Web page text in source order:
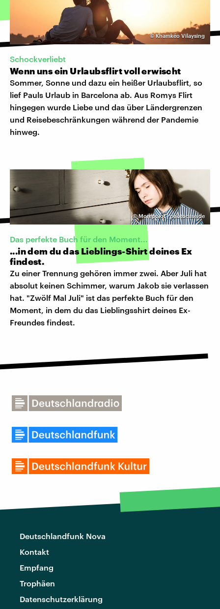
©Khamkéo Vilaysing
Schockverliebt
Wenn uns ein Urlaubsflirt voll erwischt
Sommer, Sonne und dazu ein heißer Urlaubsflirt, so
lief Pauls Urlaub in Barcelona ab. Aus Romys Flirt
hingegen wurde Liebe und das über Ländergrenzen
und Reisebeschränkungen während der Pandemie
hinweg.
©Morepoiot | photocase.de
Das perfekte Buch für den Moment...
...in dem du das Lieblings-Shirt deines Ex
findest.
Zu einer Trennung gehören immer zwei. Aber Juli hat
absolut keinen Schimmer, warum Jakob sie verlassen
hat. "Zwölf Mal Juli" ist das perfekte Buch für den
Moment, in dem du das Lieblingsshirt deines Ex-
Freundes findest.
Deutschlandfunk Nova
Kontakt
Empfang
Trophäen
Datenschutzerklärung